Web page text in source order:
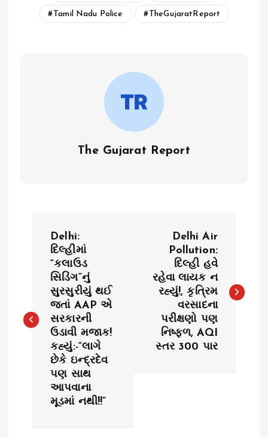
Tamil Nadu Police TheGujaratReport
The Gujarat Report
t
Delhi:
દિલ્હીમાં
“કલાઉડ
સિડિંગ”નું
સુરસુરીયું થઈ
જતાં AAP એ
સરકારની
ઉડાવી મજાક!
કહ્યું:-“લાગે
છેકે ઇન્દ્રદેવ
પણ સાથ
આપવાના
મૂડમાં નથી!!”
Delhi Air
Pollution:
દિલ્હી હવે
રહેવા લાયક ન
રહ્યું!, કૃત્રિમ
વરસાદના
પરીક્ષણો પણ
નિષ્ફળ, AQI
સ્તર 300 પાર